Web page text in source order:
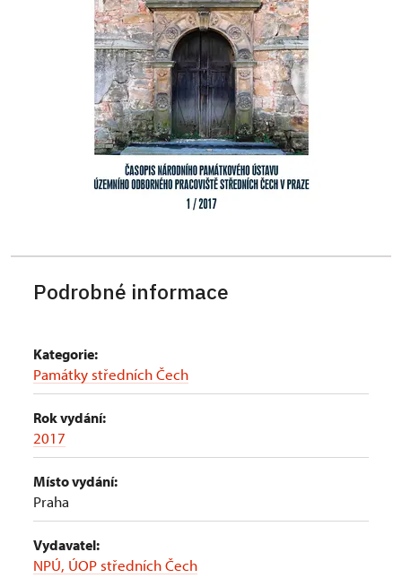
Podrobné informace
Kategorie:
Památky středních Čech
Rok vydání:
2017
Místo vydání:
Praha
Vydavatel:
NPÚ, ÚOP středních Čech